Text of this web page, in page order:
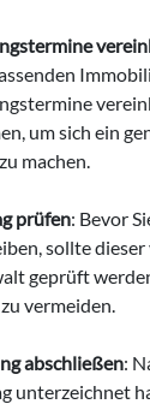
um sich ein
machen.
prüfen: Bevor
sollte
geprüft
vermeiden.
abschließen:
unterzeichnet